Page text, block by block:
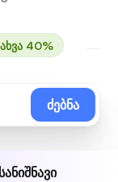
40%
ძებნა